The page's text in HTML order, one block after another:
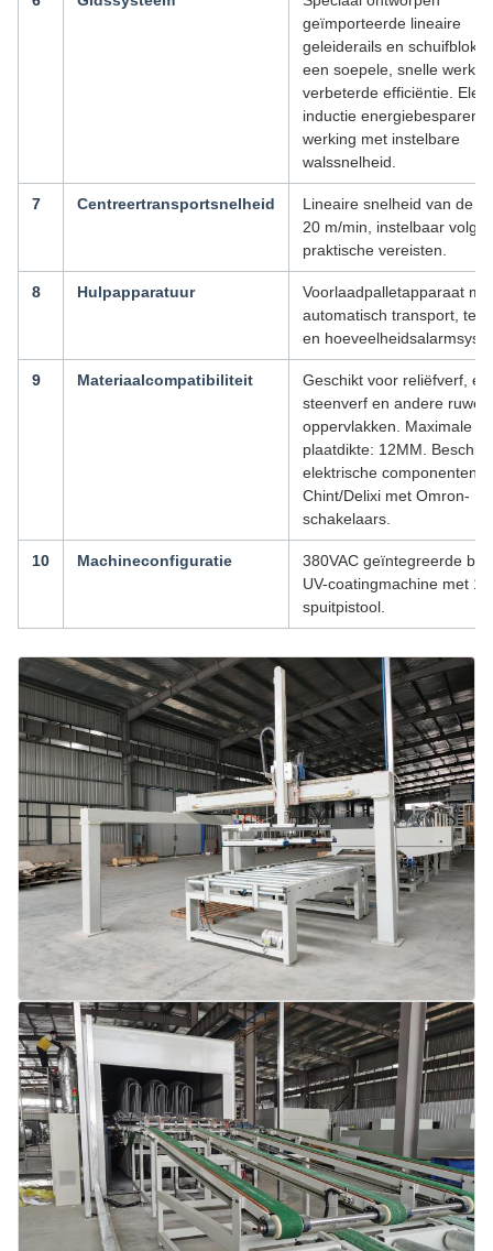
geïmporteerde lineaire
geleiderails en
een soepele, snelle
verbeterde efficiëntie.
inductie
werking met instelbare
walssnelheid.
7 Centreertransportsnelheid
Lineaire snelheid van de
20 m/min, instelbaar
praktische vereisten.
8 Hulpapparatuur
Voorlaadpalletapparaat
automatisch transport,
en
9 Materiaalcompatibiliteit
Geschikt voor reliëfverf,
steenverf en andere ruwe
oppervlakken. Maximale
plaatdikte: 12MM.
elektrische componenten
Chint/Delixi met Omron-
schakelaars.
10 Machineconfiguratie
380VAC geïntegreerde
UV-coatingmachine met
spuitpistool.